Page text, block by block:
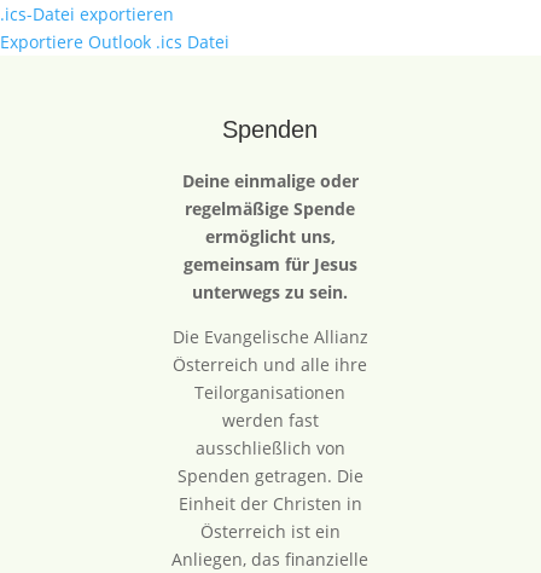
.ics-Datei exportieren
Exportiere Outlook .ics Datei
Spenden
Deine einmalige oder
regelmäßige Spende
ermöglicht uns,
gemeinsam für Jesus
unterwegs zu sein.
Die Evangelische Allianz
Österreich und alle ihre
Teilorganisationen
werden fast
ausschließlich von
Spenden getragen. Die
Einheit der Christen in
Österreich ist ein
Anliegen, das finanzielle